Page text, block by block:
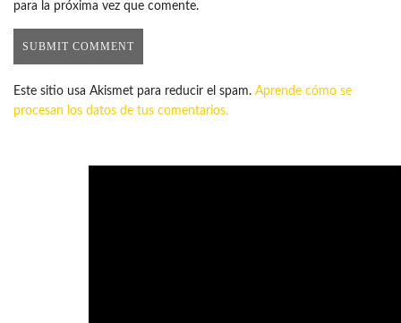
para la próxima vez que comente.
Este sitio usa Akismet para reducir el spam. Aprende cómo se
procesan los datos de tus comentarios.